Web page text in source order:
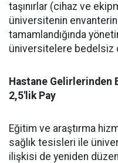
taşınırlar (cihaz ve
üniversitenin
tamamlandığında
üniversitelere bedelsiz
​Hastane Gelirlerinden
2,5'lik Pay
​Eğitim ve araştırma
sağlık tesisleri ile
ilişkisi de yeniden